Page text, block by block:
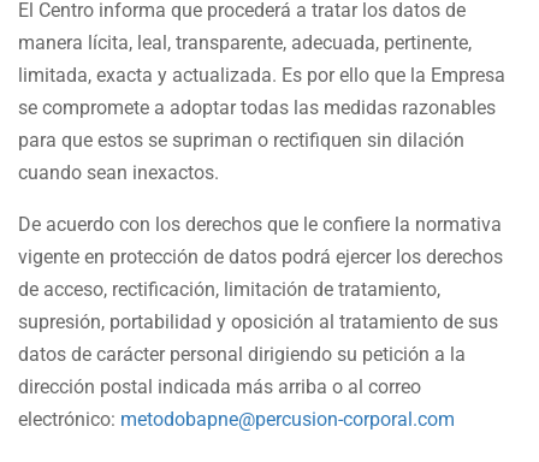
El Centro informa que procederá a tratar los datos de
manera lícita, leal, transparente, adecuada, pertinente,
limitada, exacta y actualizada. Es por ello que la Empresa
se compromete a adoptar todas las medidas razonables
para que estos se supriman o rectifiquen sin dilación
cuando sean inexactos.
De acuerdo con los derechos que le confiere la normativa
vigente en protección de datos podrá ejercer los derechos
de acceso, rectificación, limitación de tratamiento,
supresión, portabilidad y oposición al tratamiento de sus
datos de carácter personal dirigiendo su petición a la
dirección postal indicada más arriba o al correo
electrónico: metodobapne@percusion-corporal.com